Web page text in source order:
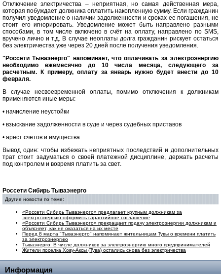
Отключение электричества – неприятная, но самая действенная мера,
которая побуждает должника оплатить накопленную сумму. Если гражданин
получил уведомление о наличии задолженности и сроках ее погашения, не
стоит его игнорировать. Уведомление может быть направлено разными
способами, в том числе включено в счёт на оплату, направлено по SMS,
вручено лично и т.д. В случае неоплаты долга гражданин рискует остаться
без электричества уже через 20 дней после получения уведомления.
"Россети Тываэнерго" напоминает, что оплачивать за электроэнергию
необходимо ежемесячно до 10 числа месяца, следующего за
расчетным. К примеру, оплату за январь нужно будет внести до 10
февраля.
В случае несвоевременной оплаты, помимо отключения к должникам
применяются иные меры:
• начисление неустойки
• взыскание задолженности в суде и через судебных приставов
• арест счетов и имущества
Вывод один: чтобы избежать неприятных последствий и дополнительных
трат стоит задуматься о своей платежной дисциплине, держать расчеты
под контролем и вовремя платить за свет.
Россети Сибирь Тываэнерго
Другие новости по теме:
«Россети Сибирь Тываэнерго» предлагает крупным должникам за
электроэнергию оформить гарантийное соглашение
«Россети Сибирь Тываэнерго» прекращает подачу электроэнергии должникам и
объясняет, как не оказаться на их месте
Перед 8 марта "Тываэнерго" напоминает жительницам Тувы о времени платить
за электроэнергию
Тываэнерго: В числе должников за электроэнергию много предпринимателей
Жители поселка Хову-Аксы (Тува) остались снова без электричества
Информация